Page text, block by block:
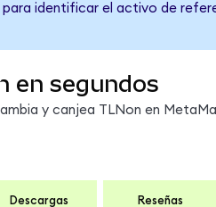
para identificar el activo de
en segundos
y canjea TLNon en
Descargas Reseñas